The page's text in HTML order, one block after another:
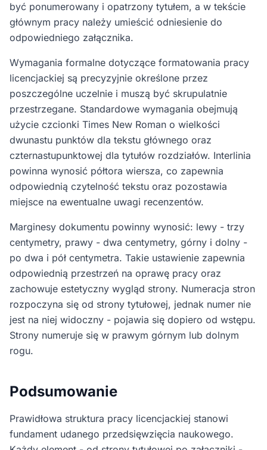
być ponumerowany i opatrzony tytułem, a w tekście
głównym pracy należy umieścić odniesienie do
odpowiedniego załącznika.
Wymagania formalne dotyczące formatowania pracy
licencjackiej są precyzyjnie określone przez
poszczególne uczelnie i muszą być skrupulatnie
przestrzegane. Standardowe wymagania obejmują
użycie czcionki Times New Roman o wielkości
dwunastu punktów dla tekstu głównego oraz
czternastupunktowej dla tytułów rozdziałów. Interlinia
powinna wynosić półtora wiersza, co zapewnia
odpowiednią czytelność tekstu oraz pozostawia
miejsce na ewentualne uwagi recenzentów.
Marginesy dokumentu powinny wynosić: lewy - trzy
centymetry, prawy - dwa centymetry, górny i dolny -
po dwa i pół centymetra. Takie ustawienie zapewnia
odpowiednią przestrzeń na oprawę pracy oraz
zachowuje estetyczny wygląd strony. Numeracja stron
rozpoczyna się od strony tytułowej, jednak numer nie
jest na niej widoczny - pojawia się dopiero od wstępu.
Strony numeruje się w prawym górnym lub dolnym
rogu.
Podsumowanie
Prawidłowa struktura pracy licencjackiej stanowi
fundament udanego przedsięwzięcia naukowego.